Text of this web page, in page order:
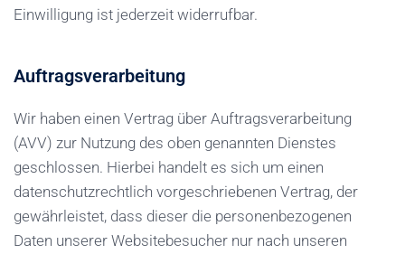
Einwilligung ist jederzeit widerrufbar.
Auftragsverarbeitung
Wir haben einen Vertrag über Auftragsverarbeitung
(AVV) zur Nutzung des oben genannten Dienstes
geschlossen. Hierbei handelt es sich um einen
datenschutzrechtlich vorgeschriebenen Vertrag, der
gewährleistet, dass dieser die personenbezogenen
Daten unserer Websitebesucher nur nach unseren